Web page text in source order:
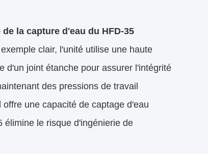
la capture d'eau du HFD-35
clair, l'unité utilise une haute
d'un joint étanche pour assurer l'intégrité
des pressions de travail
une capacité de captage d'eau
élimine le risque d'ingénierie de